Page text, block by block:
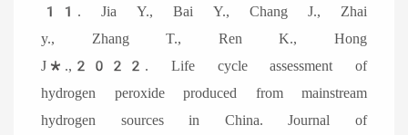
11. Jia Y., Bai Y., Chang J., Zhai
y., Zhang T., Ren K., Hong
J*.,2022. Life cycle assessment of
hydrogen peroxide produced from mainstream
hydrogen sources in China. Journal of